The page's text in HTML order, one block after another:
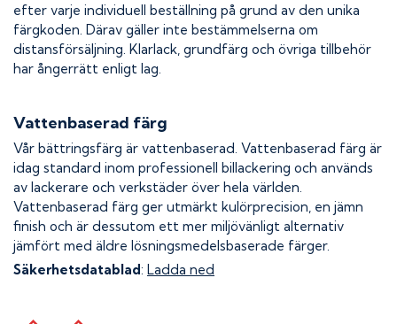
efter varje individuell beställning på grund av den unika
färgkoden. Därav gäller inte bestämmelserna om
distansförsäljning. Klarlack, grundfärg och övriga tillbehör
har ångerrätt enligt lag.
Vattenbaserad färg
Vår bättringsfärg är vattenbaserad. Vattenbaserad färg är
idag standard inom professionell billackering och används
av lackerare och verkstäder över hela världen.
Vattenbaserad färg ger utmärkt kulörprecision, en jämn
finish och är dessutom ett mer miljövänligt alternativ
jämfört med äldre lösningsmedelsbaserade färger.
Säkerhetsdatablad: Ladda ned